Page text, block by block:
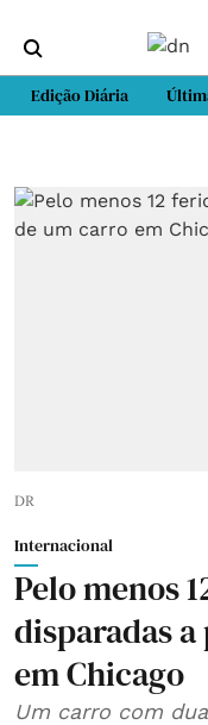
Edição Diária
DR
Internacional
Pelo menos
disparadas
em Chicago
Um carro com